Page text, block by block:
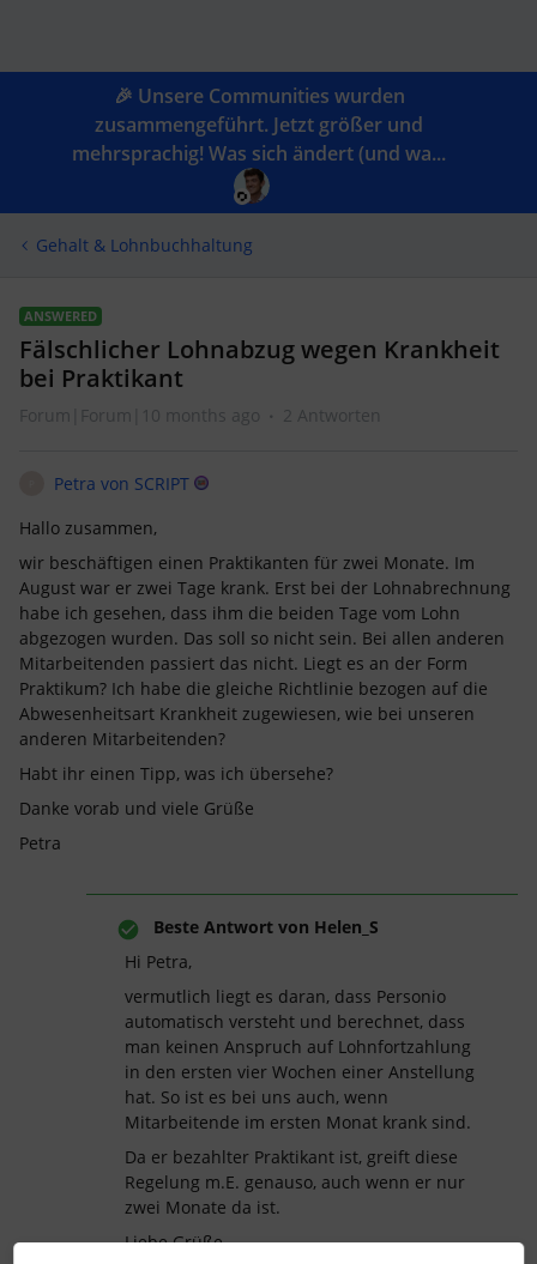
🎉 Unsere Communities wurden
zusammengeführt. Jetzt größer und
mehrsprachig! Was sich ändert (und wa...
Gehalt & Lohnbuchhaltung
ANSWERED
Fälschlicher Lohnabzug wegen Krankheit
bei Praktikant
Forum|Forum|10 months ago 2 Antworten
Petra von SCRIPT
Hallo zusammen,
wir beschäftigen einen Praktikanten für zwei Monate. Im
August war er zwei Tage krank. Erst bei der Lohnabrechnung
habe ich gesehen, dass ihm die beiden Tage vom Lohn
abgezogen wurden. Das soll so nicht sein. Bei allen anderen
Mitarbeitenden passiert das nicht. Liegt es an der Form
Praktikum? Ich habe die gleiche Richtlinie bezogen auf die
Abwesenheitsart Krankheit zugewiesen, wie bei unseren
anderen Mitarbeitenden?
Habt ihr einen Tipp, was ich übersehe?
Danke vorab und viele Grüße
Petra
Beste Antwort von Helen_S
Hi Petra,
vermutlich liegt es daran, dass Personio
automatisch versteht und berechnet, dass
man keinen Anspruch auf Lohnfortzahlung
in den ersten vier Wochen einer Anstellung
hat. So ist es bei uns auch, wenn
Mitarbeitende im ersten Monat krank sind.
Da er bezahlter Praktikant ist, greift diese
Regelung m.E. genauso, auch wenn er nur
zwei Monate da ist.
Liebe Grüße